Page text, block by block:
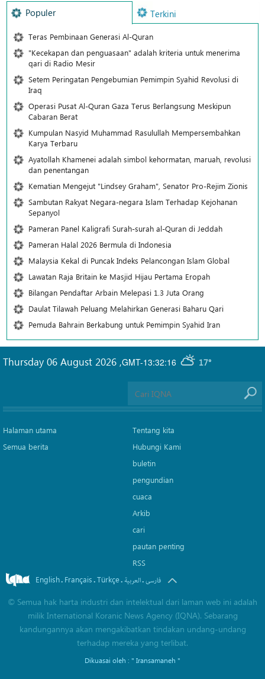
Populer Terkini
Teras Pembinaan Generasi Al-Quran
"Kecekapan dan penguasaan" adalah kriteria untuk menerima
qari di Radio Mesir
Setem Peringatan Pengebumian Pemimpin Syahid Revolusi di
Iraq
Operasi Pusat Al-Quran Gaza Terus Berlangsung Meskipun
Cabaran Berat
Kumpulan Nasyid Muhammad Rasulullah Mempersembahkan
Karya Terbaru
Ayatollah Khamenei adalah simbol kehormatan, maruah, revolusi
dan penentangan
Kematian Mengejut "Lindsey Graham", Senator Pro-Rejim Zionis
Sambutan Rakyat Negara-negara Islam Terhadap Kejohanan
Sepanyol
Pameran Panel Kaligrafi Surah-surah al-Quran di Jeddah
Pameran Halal 2026 Bermula di Indonesia
Malaysia Kekal di Puncak Indeks Pelancongan Islam Global
Lawatan Raja Britain ke Masjid Hijau Pertama Eropah
Bilangan Pendaftar Arbain Melepasi 1.3 Juta Orang
Daulat Tilawah Peluang Melahirkan Generasi Baharu Qari
Pemuda Bahrain Berkabung untuk Pemimpin Syahid Iran
GMT-13:32:16 17°
Thursday 06 August 2026 ,
Halaman utama
Semua berita
Tentang kita
Hubungi Kami
buletin
pengundian
cuaca
Arkib
cari
pautan penting
RSS
English. Français.Türkçe. العربیة.فارسی
© Semua hak harta industri dan intelektual dari laman web ini adalah
milik International Koranic News Agency (IQNA). Sebarang
kandungannya akan mengakibatkan tindakan undang-undang
terhadap mereka yang terlibat.
Dikuasai oleh : " Iransamaneh "